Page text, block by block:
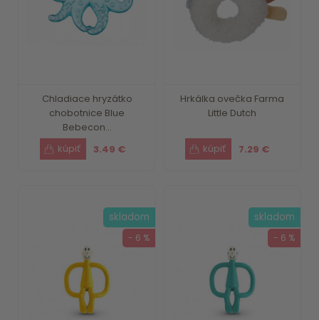
Chladiace hryzátko
chobotnice Blue
Bebecon...
3.49 €
Hrkálka ovečka Farma
Little Dutch
7.29 €
skladom
- 6 %
skladom
- 6 %